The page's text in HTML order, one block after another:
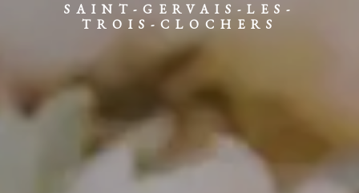
SAINT-GERVAIS-LES-
TROIS-CLOCHERS